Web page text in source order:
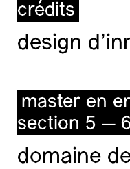
crédits
design
master en
section 5 —
domaine